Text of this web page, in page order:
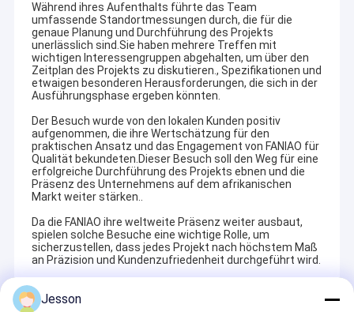
Während ihres Aufenthalts führte das Team
umfassende Standortmessungen durch, die für die
genaue Planung und Durchführung des Projekts
unerlässlich sind.Sie haben mehrere Treffen mit
wichtigen Interessengruppen abgehalten, um über den
Zeitplan des Projekts zu diskutieren., Spezifikationen und
etwaigen besonderen Herausforderungen, die sich in der
Ausführungsphase ergeben könnten.
Der Besuch wurde von den lokalen Kunden positiv
aufgenommen, die ihre Wertschätzung für den
praktischen Ansatz und das Engagement von FANIAO für
Qualität bekundeten.Dieser Besuch soll den Weg für eine
erfolgreiche Durchführung des Projekts ebnen und die
Präsenz des Unternehmens auf dem afrikanischen
Markt weiter stärken..
Da die FANIAO ihre weltweite Präsenz weiter ausbaut,
spielen solche Besuche eine wichtige Rolle, um
sicherzustellen, dass jedes Projekt nach höchstem Maß
an Präzision und Kundenzufriedenheit durchgeführt wird.
Jesson